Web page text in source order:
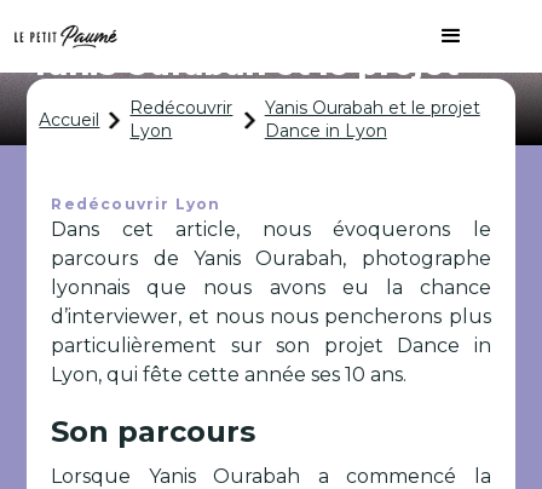
Yanis Ourabah et le projet
Dance in Lyon
Accueil
Redécouvrir
Lyon
Yanis Ourabah et le projet
Dance in Lyon
Redécouvrir Lyon
Dans cet article, nous évoquerons le
parcours de Yanis Ourabah, photographe
lyonnais que nous avons eu la chance
d’interviewer, et nous nous pencherons plus
particulièrement sur son projet Dance in
Lyon, qui fête cette année ses 10 ans.
Son parcours
Lorsque Yanis Ourabah a commencé la